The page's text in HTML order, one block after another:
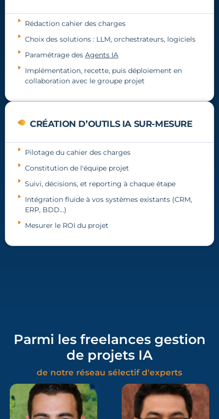
Rédaction cahier des charges
Choix des solutions : LLM, orchestrateurs, logiciels
Paramétrage des Agents IA
Implémentation, recette, puis déploiement en
collaboration avec le groupe projet
CRÉATION D’OUTILS IA SUR-MESURE
Pilotage du cahier des charges
Constitution de l'équipe projet
Suivi, décisions, et reporting à chaque étape
Intégration fluide à vos systèmes existants (CRM,
ERP, BDD…)
Mesurer le ROI du projet
Parmi les freelances gestion
de projets IA
de notre réseau sélectif d'experts